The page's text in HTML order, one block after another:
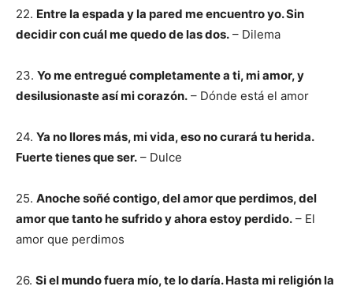
22. Entre la espada y la pared me encuentro yo. Sin
decidir con cuál me quedo de las dos. – Dilema
23. Yo me entregué completamente a ti, mi amor, y
desilusionaste así mi corazón. – Dónde está el amor
24. Ya no llores más, mi vida, eso no curará tu herida.
Fuerte tienes que ser. – Dulce
25. Anoche soñé contigo, del amor que perdimos, del
amor que tanto he sufrido y ahora estoy perdido. – El
amor que perdimos
26. Si el mundo fuera mío, te lo daría. Hasta mi religión la